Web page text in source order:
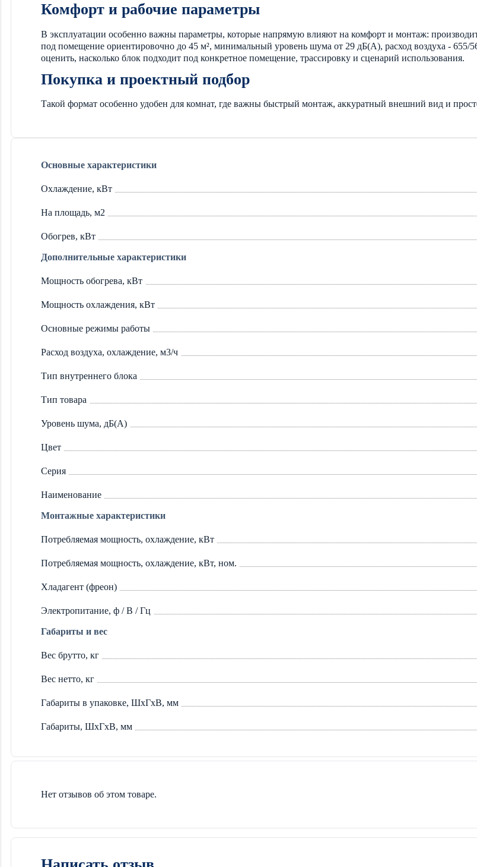
Комфорт и рабочие параметры
В эксплуатации особенно важны параметры, которые напрямую влияют на комфорт и монтаж:
под помещение ориентировочно до 45 м², минимальный уровень шума от 29 дБ(А), расход воздуха - 655/
оценить, насколько блок подходит под конкретное помещение, трассировку и сценарий использования.
Покупка и проектный подбор
Такой формат особенно удобен для комнат, где важны быстрый монтаж, аккуратный внешний вид и
Основные характеристики
Охлаждение, кВт
На площадь, м2
Обогрев, кВт
Дополнительные характеристики
Мощность обогрева, кВт
Мощность охлаждения, кВт
Основные режимы работы
Расход воздуха, охлаждение, м3/ч
Тип внутреннего блока
Тип товара
Уровень шума, дБ(А)
Цвет
Серия
Наименование
Монтажные характеристики
Потребляемая мощность, охлаждение, кВт
Потребляемая мощность, охлаждение, кВт, ном.
Хладагент (фреон)
Электропитание, ф / В / Гц
Габариты и вес
Вес брутто, кг
Вес нетто, кг
Габариты в упаковке, ШхГхВ, мм
Габариты, ШхГхВ, мм
Нет отзывов об этом товаре.